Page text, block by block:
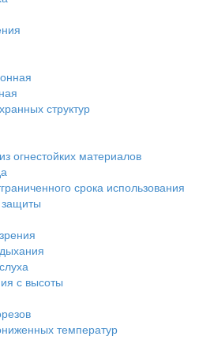
структур
огнестойких материалов
срока использования
с высоты
температур